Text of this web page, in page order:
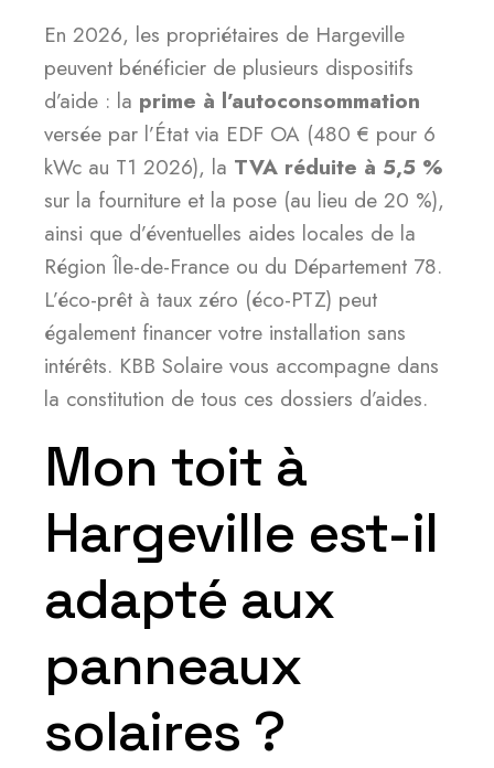
En 2026, les propriétaires de Hargeville
peuvent bénéficier de plusieurs dispositifs
d’aide : la prime à l’autoconsommation
versée par l’État via EDF OA (480 € pour 6
kWc au T1 2026), la TVA réduite à 5,5 %
sur la fourniture et la pose (au lieu de 20 %),
ainsi que d’éventuelles aides locales de la
Région Île-de-France ou du Département 78.
L’éco-prêt à taux zéro (éco-PTZ) peut
également financer votre installation sans
intérêts. KBB Solaire vous accompagne dans
la constitution de tous ces dossiers d’aides.
Mon toit à
Hargeville est-il
adapté aux
panneaux
solaires ?